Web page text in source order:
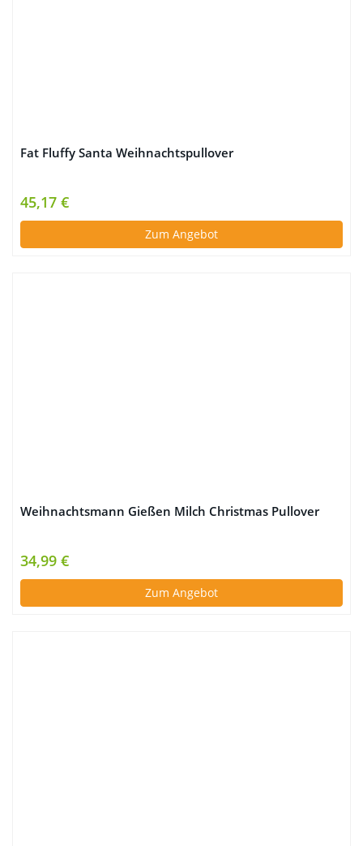
Fat Fluffy Santa Weihnachtspullover
45,17 €
Zum Angebot
Weihnachtsmann Gießen Milch Christmas Pullover
34,99 €
Zum Angebot